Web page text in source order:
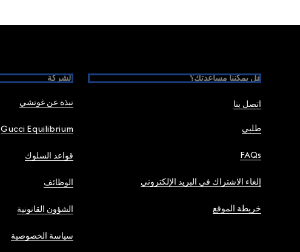
هل يمكننا مساعدتك؟
اتصل بنا
طلبي
FAQs
إلغاء الاشتراك في البريد الإلكتروني
خريطة الموقع
الشركة
نبذة عن غوتشي
Gucci Equilibrium
قواعد السلوك
الوظائف
الشؤون القانونية
سياسة الخصوصية